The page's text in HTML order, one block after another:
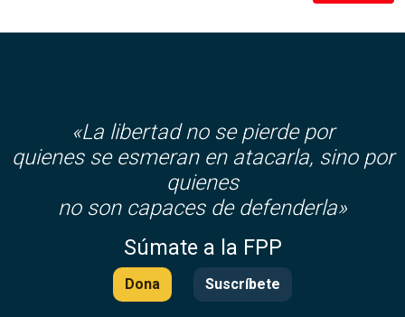
«La libertad no se pierde por
quienes se esmeran en atacarla, sino por
quienes
no son capaces de defenderla»
Súmate a la FPP
Dona Suscríbete